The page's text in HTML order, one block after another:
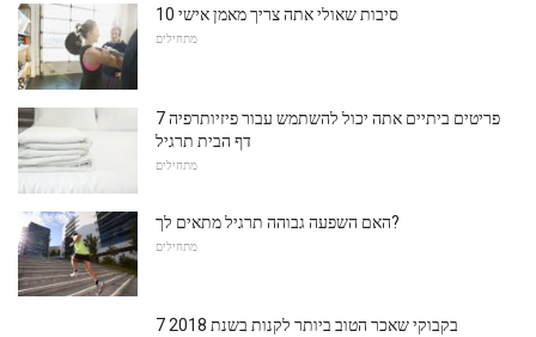
10 סיבות שאולי אתה צריך מאמן אישי
מתחילים
7 פריטים ביתיים אתה יכול להשתמש עבור פיזיותרפיה
דף הבית תרגיל
מתחילים
האם השפעה גבוהה תרגיל מתאים לך?
מתחילים
7 בקבוקי שאכר הטוב ביותר לקנות בשנת 2018